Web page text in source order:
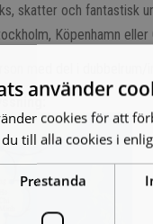
skatter och fantastisk
Köpenhamn eller
använder
cookies för att
till alla cookies i
Prestanda